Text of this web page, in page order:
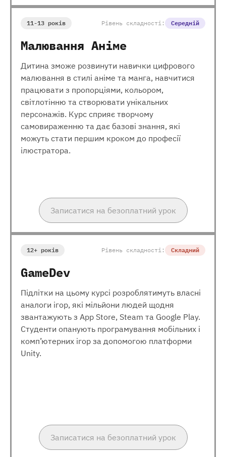
11-13 років Рівень складності: Середній
Малювання Аніме
Дитина зможе розвинути навички цифрового
малювання в стилі аніме та манга, навчитися
працювати з пропорціями, кольором,
світлотінню та створювати унікальних
персонажів. Курс сприяє творчому
самовираженню та дає базові знання, які
можуть стати першим кроком до професії
ілюстратора.
Записатися на безоплатний урок
12+ років Рівень складності: Складний
GameDev
Підлітки на цьому курсі розроблятимуть власні
аналоги ігор, які мільйони людей щодня
звантажують з App Store, Steam та Google Play.
Студенти опанують програмування мобільних і
комп’ютерних ігор за допомогою платформи
Unity.
Записатися на безоплатний урок